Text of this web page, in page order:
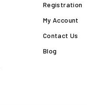
Registration
My Account
Contact Us
Blog